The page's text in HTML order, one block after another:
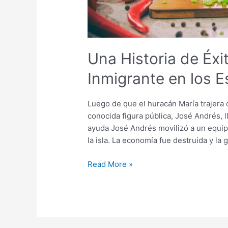
Una Historia de
Inmigrante en los
Luego de que el huracán María
conocida figura pública, José Andrés,
ayuda José Andrés movilizó a un
la isla. La economía fue destruida y la
Unidos
Read More »